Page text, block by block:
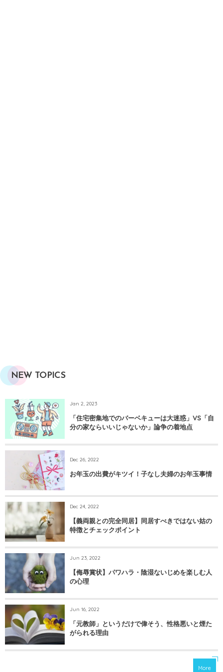
NEW TOPICS
Jan 2, 2023
「住宅密集地でのバーベキューは大迷惑」VS「自
分の家ならいいじゃないか」論争の着地点
Dec 26, 2022
お年玉の出費がキツイ！子なし夫婦のお年玉事情
Dec 24, 2022
【義両親との完全同居】同居すべきではない姑の
特徴とチェックポイント
Jun 23, 2022
【侮辱賞状】パワハラ・陰湿ないじめを楽しむ人
の心理
Jun 16, 2022
「元教師」というだけで偉そう、性格悪いと煙た
がられる理由
More